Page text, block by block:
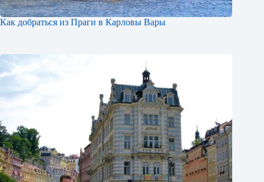
Как добраться из Праги в Карловы Вары